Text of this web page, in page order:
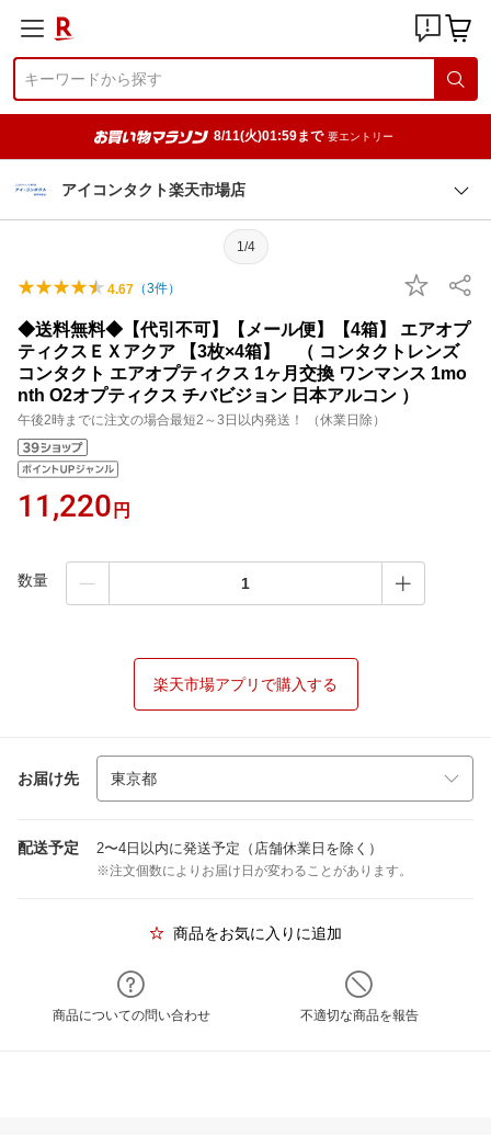
8/11(火)01:59まで 要エントリー
アイコンタクト楽天市場店
1/4
4.67 （3件）
◆送料無料◆【代引不可】【メール便】【4箱】 エアオプ
ティクスＥＸアクア 【3枚×4箱】 （ コンタクトレンズ
コンタクト エアオプティクス 1ヶ月交換 ワンマンス 1mo
nth O2オプティクス チバビジョン 日本アルコン ）
午後2時までに注文の場合最短2～3日以内発送！ （休業日除）
11,220 円
数量
楽天市場アプリで購入する
お届け先
配送予定 2〜4日以内に発送予定（店舗休業日を除く）
※注文個数によりお届け日が変わることがあります。
商品をお気に入りに追加
商品についての問い合わせ 不適切な商品を報告